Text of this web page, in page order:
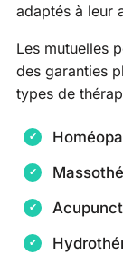
adaptés à leur
Les mutuelles
des garanties
types de